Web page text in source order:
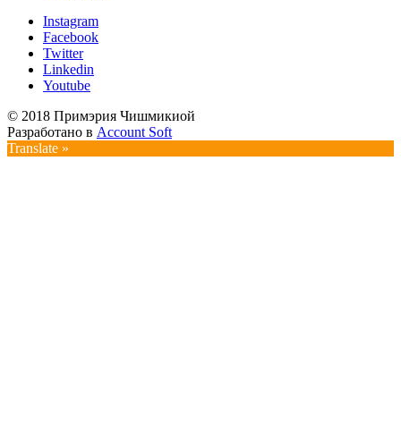
Instagram
Facebook
Twitter
Linkedin
Youtube
© 2018 Примэрия Чишмикиой
Разработано в Account Soft
Translate »